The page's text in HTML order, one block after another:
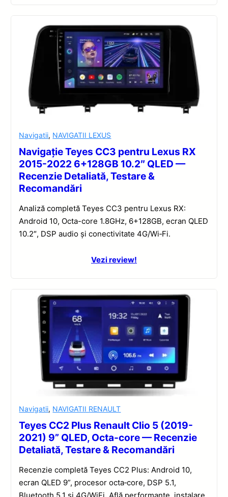
Navigatii, NAVIGATII LEXUS
Navigație Teyes CC3 pentru Lexus RX
2015-2022 6+128GB 10.2″ QLED —
Recenzie Detaliată, Testare &
Recomandări
Analiză completă Teyes CC3 pentru Lexus RX:
Android 10, Octa-core 1.8GHz, 6+128GB, ecran QLED
10.2″, DSP audio și conectivitate 4G/Wi‑Fi.
Vezi review!
Navigatii, NAVIGATII RENAULT
Teyes CC2 Plus Renault Clio 5 (2019-
2021) 9” QLED, Octa-core — Recenzie
Detaliată, Testare & Recomandări
Recenzie completă Teyes CC2 Plus: Android 10,
ecran QLED 9”, procesor octa‑core, DSP 5.1,